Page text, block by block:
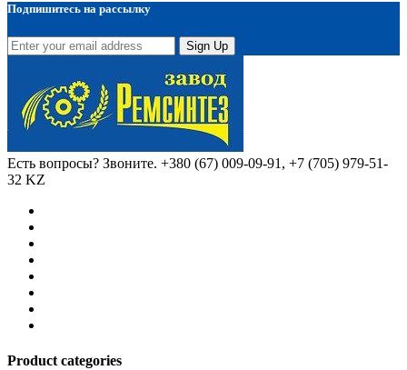
Подпишитесь на рассылку
Sign Up
Есть вопросы? Звоните. +380 (67) 009-09-91, +7 (705) 979-51-
32 KZ
Product categories